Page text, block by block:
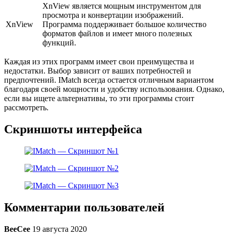
XnView
XnView является мощным инструментом для
просмотра и конвертации изображений.
Программа поддерживает большое количество
форматов файлов и имеет много полезных
функций.
Каждая из этих программ имеет свои преимущества и
недостатки. Выбор зависит от ваших потребностей и
предпочтений. IMatch всегда остается отличным вариантом
благодаря своей мощности и удобству использования. Однако,
если вы ищете альтернативы, то эти программы стоит
рассмотреть.
Скриншоты интерфейса
Комментарии пользователей
BeeCee 19 августа 2020